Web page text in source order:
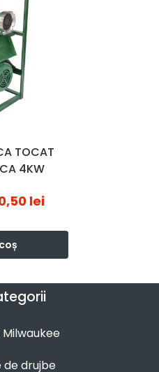
TOCAT
4KW
lei
de drujbe